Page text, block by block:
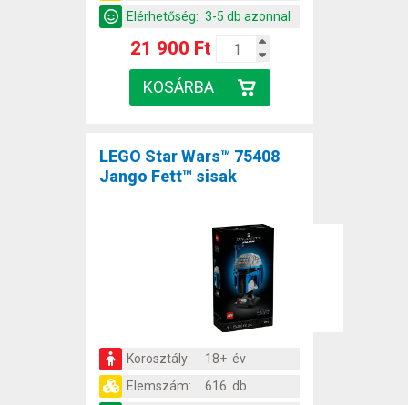
Elérhetőség: 3-5 db azonnal
21 900 Ft
LEGO Star Wars™ 75408
Jango Fett™ sisak
Korosztály:
18+ év
Elemszám:
616 db